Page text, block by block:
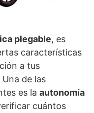
plegable, es
características
a tus
de las
es la autonomía
cuántos